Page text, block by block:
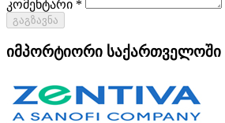
კომენტარი *
გაგზავნა
იმპორტიორი საქართველოში